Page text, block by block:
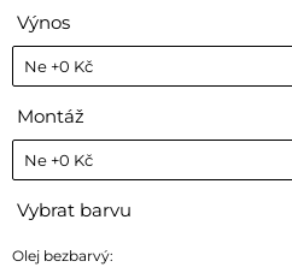
Výnos
Montáž
Vybrat barvu
Olej bezbarvý: